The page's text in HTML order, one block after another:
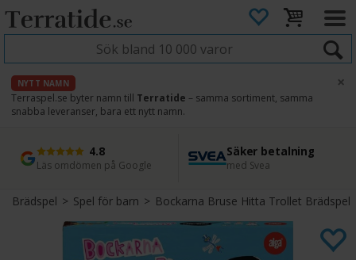
NYTT NAMN
Terraspel.se byter namn till Terratide – samma sortiment, samma
snabba leveranser, bara ett nytt namn.
×
4.8
Läs omdömen på Google
Säker betalning
med Svea
Snabb leverans
Direkt från lager
45 dagars ångerrätt
Enkel retur
Brädspel>Spel för barn> Bockarna Bruse Hitta Trollet Brädspel